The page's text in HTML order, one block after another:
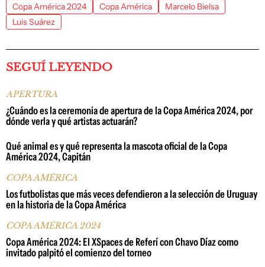
Copa América 2024 Copa América
Marcelo Bielsa
Luis Suárez
SEGUÍ LEYENDO
APERTURA
¿Cuándo es la ceremonia de apertura de la Copa América 2024, por
dónde verla y qué artistas actuarán?
Qué animal es y qué representa la mascota oficial de la Copa
América 2024, Capitán
COPA AMÉRICA
Los futbolistas que más veces defendieron a la selección de Uruguay
en la historia de la Copa América
COPA AMÉRICA 2024
Copa América 2024: El XSpaces de Referí con Chavo Díaz como
invitado palpitó el comienzo del torneo